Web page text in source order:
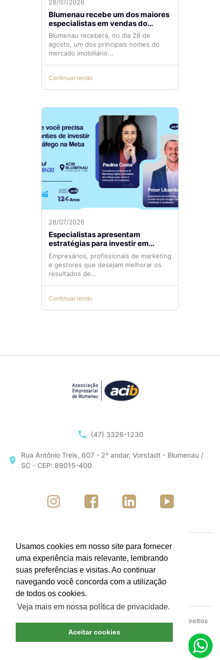
28/07/2026
Blumenau recebe um dos maiores
especialistas em vendas do
mercado imobiliário
Blumenau receberá, no dia 28 de
agosto, um dos principais nomes do
mercado imobiliário...
Continuar lendo
28/07/2026
Especialistas apresentam
estratégias para investir em
tráfego pago com mais eficiência
Empresários, profissionais de marketing
e gestores que desejam melhorar os
resultados de...
Continuar lendo
(47) 3326-1230
Rua Antônio Treis, 607 - 2º andar, Vorstadt - Blumenau /
SC - CEP: 89015-400
ACIB - Associação Empresarial de Blumenau © Todos os direitos
reservados.Política de Privacidade
Usamos cookies em nosso site para fornecer
uma experiência mais relevante, lembrando
suas preferências e visitas. Ao continuar
navegando você concorda com a utilização
de todos os cookies.
Veja mais em nossa política de privacidade.
Aceitar cookies